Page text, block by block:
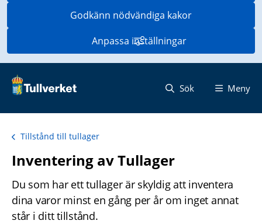
Godkänn nödvändiga kakor
Anpassa inställningar
Sök Meny
Tillstånd till tullager
Inventering av Tullager
Du som har ett tullager är skyldig att inventera
dina varor minst en gång per år om inget annat
står i ditt tillstånd.